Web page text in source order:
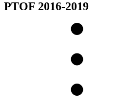
PTOF 2016-2019